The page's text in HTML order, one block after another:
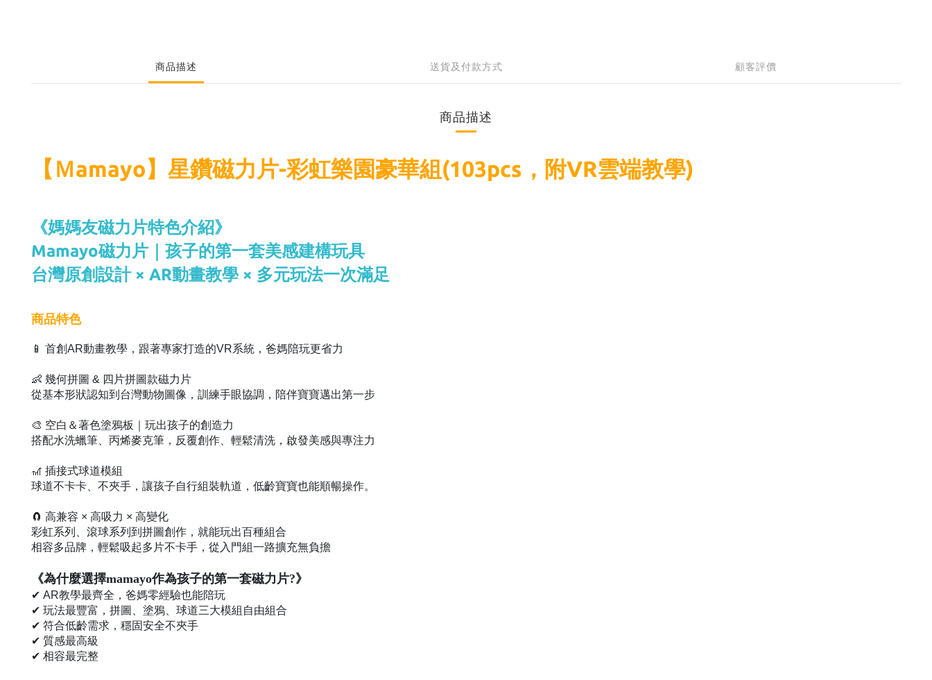
商品描述 送貨及付款方式 顧客評價
商品描述
【Ｍamayo】星鑽磁力片-彩虹樂園豪華組(103pcs，附VR雲端教學)
《媽媽友磁力片特色介紹》
Mamayo磁力片｜孩子的第一套美感建構玩具
台灣原創設計 × AR動畫教學 × 多元玩法一次滿足
商品特色
📱 首創AR動畫教學，跟著專家打造的VR系統，爸媽陪玩更省力
👶 幾何拼圖 & 四片拼圖款磁力片
從基本形狀認知到台灣動物圖像，訓練手眼協調，陪伴寶寶邁出第一步
🎨 空白＆著色塗鴉板｜玩出孩子的創造力
搭配水洗蠟筆、丙烯麥克筆，反覆創作、輕鬆清洗，啟發美感與專注力
🎢 插接式球道模組
球道不卡卡、不夾手，讓孩子自行組裝軌道，低齡寶寶也能順暢操作。
🧲 高兼容 × 高吸力 × 高變化
彩虹系列、滾球系列到拼圖創作，就能玩出百種組合
相容多品牌，輕鬆吸起多片不卡手，從入門組一路擴充無負擔
《為什麼選擇mamayo作為孩子的第一套磁力片?》
✔ AR教學最齊全，爸媽零經驗也能陪玩
✔ 玩法最豐富，拼圖、塗鴉、球道三大模組自由組合
✔ 符合低齡需求，穩固安全不夾手
✔ 質感最高級
✔ 相容最完整